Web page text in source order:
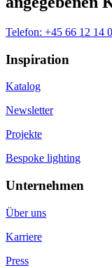
Telefon: +45 66 12 14
Inspiration
Katalog
Newsletter
Projekte
Bespoke lighting
Unternehmen
Über uns
Karriere
Press